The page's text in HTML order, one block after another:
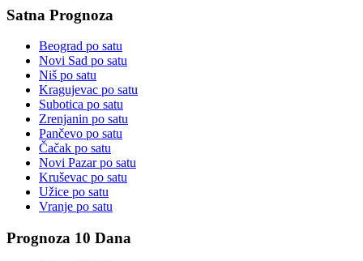
Satna Prognoza
Beograd po satu
Novi Sad po satu
Niš po satu
Kragujevac po satu
Subotica po satu
Zrenjanin po satu
Pančevo po satu
Čačak po satu
Novi Pazarpo satu
Kruševac po satu
Užice po satu
Vranje po satu
Prognoza 10 Dana